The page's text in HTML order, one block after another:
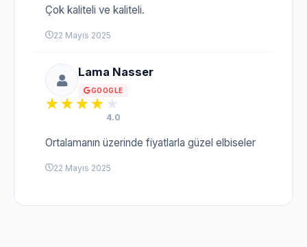
Çok kaliteli ve kaliteli.
22 Mayıs 2025
Lama Nasser
GOOGLE
4.0
Ortalamanın üzerinde fiyatlarla güzel elbiseler
22 Mayıs 2025